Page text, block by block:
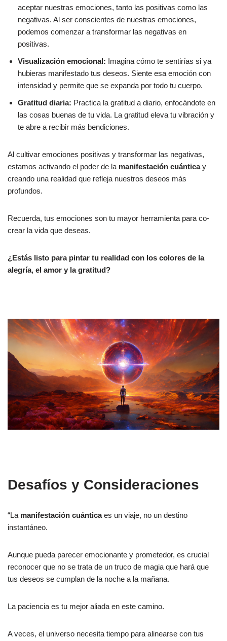
aceptar nuestras emociones, tanto las positivas como las
negativas. Al ser conscientes de nuestras emociones,
podemos comenzar a transformar las negativas en
positivas.
Visualización emocional: Imagina cómo te sentirías si ya
hubieras manifestado tus deseos. Siente esa emoción con
intensidad y permite que se expanda por todo tu cuerpo.
Gratitud diaria: Practica la gratitud a diario, enfocándote en
las cosas buenas de tu vida. La gratitud eleva tu vibración y
te abre a recibir más bendiciones.
Al cultivar emociones positivas y transformar las negativas,
estamos activando el poder de la manifestación cuánticay
creando una realidad que refleja nuestros deseos más
profundos.
Recuerda, tus emociones son tu mayor herramienta para co-
crear la vida que deseas.
¿Estás listo para pintar tu realidad con los colores de la
alegría, el amor y la gratitud?
Desafíos y Consideraciones
“La manifestación cuánticaes un viaje, no un destino
instantáneo.
Aunque pueda parecer emocionante y prometedor, es crucial
reconocer que no se trata de un truco de magia que hará que
tus deseos se cumplan de la noche a la mañana.
La paciencia es tu mejor aliada en este camino.
A veces, el universo necesita tiempo para alinearse con tus